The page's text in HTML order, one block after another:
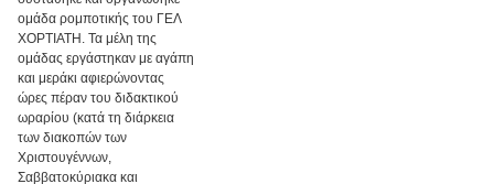
ομάδα ρομποτικής του ΓΕΛ
ΧΟΡΤΙΑΤΗ. Τα μέλη της
ομάδας εργάστηκαν με αγάπη
και μεράκι αφιερώνοντας
ώρες πέραν του διδακτικού
ωραρίου (κατά τη διάρκεια
των διακοπών των
Χριστουγέννων,
Σαββατοκύριακα και